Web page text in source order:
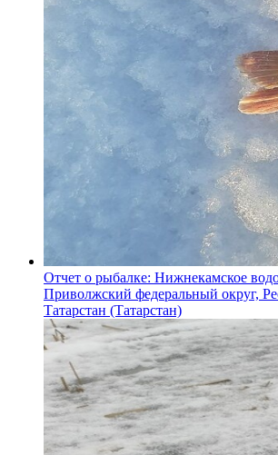
Отчет о рыбалке: Нижнекамское
Приволжский федеральный округ,
Татарстан (Татарстан)